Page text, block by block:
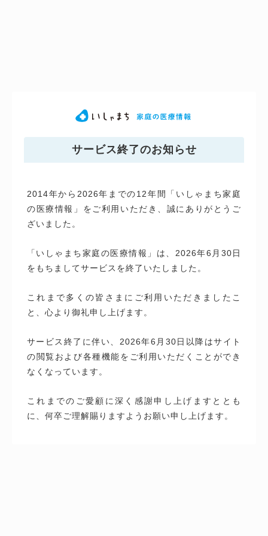
サービス終了のお知らせ
2014年から2026年までの12年間「いしゃまち家庭
の医療情報」をご利用いただき、誠にありがとうご
ざいました。
「いしゃまち家庭の医療情報」は、2026年6月30日
をもちましてサービスを終了いたしました。
これまで多くの皆さまにご利用いただきましたこ
と、心より御礼申し上げます。
サービス終了に伴い、2026年6月30日以降はサイト
の閲覧および各種機能をご利用いただくことができ
なくなっています。
これまでのご愛顧に深く感謝申し上げますととも
に、何卒ご理解賜りますようお願い申し上げます。